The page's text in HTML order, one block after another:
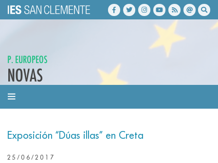
P. EUROPEOS
NOVAS
Exposición “Dúas illas” en Creta
25/06/2017